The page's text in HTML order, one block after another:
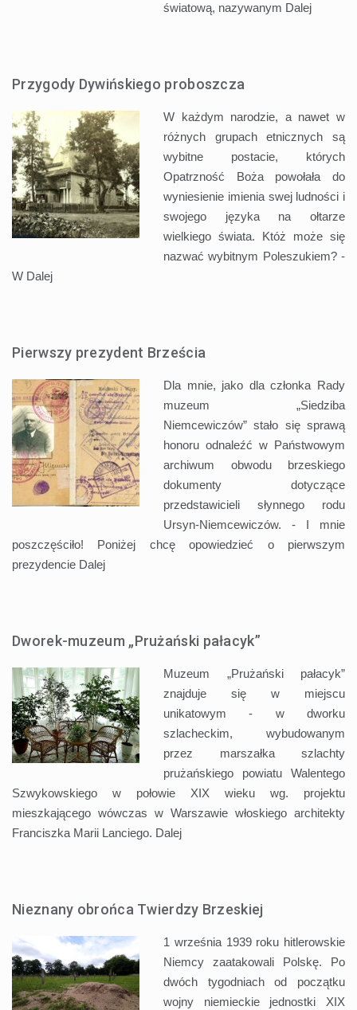
światową, nazywanym Dalej
Przygody Dywińskiego proboszcza
W każdym narodzie, a nawet w
różnych grupach etnicznych są
wybitne postacie, których
Opatrzność Boża powołała do
wyniesienie imienia swej ludności i
swojego języka na ołtarze
wielkiego świata. Któż może się
nazwać wybitnym Poleszukiem? -
W Dalej
Pierwszy prezydent Brześcia
Dla mnie, jako dla członka Rady
muzeum „Siedziba
Niemcewiczów” stało się sprawą
honoru odnaleźć w Państwowym
archiwum obwodu brzeskiego
dokumenty dotyczące
przedstawicieli słynnego rodu
Ursyn-Niemcewiczów. - I mnie
poszczęściło! Poniżej chcę opowiedzieć o pierwszym
prezydencie Dalej
Dworek-muzeum „Prużański pałacyk”
Muzeum „Prużański pałacyk”
znajduje się w miejscu
unikatowym - w dworku
szlacheckim, wybudowanym
przez marszałka szlachty
prużańskiego powiatu Walentego
Szwykowskiego w połowie XIX wieku wg. projektu
mieszkającego wówczas w Warszawie włoskiego architekty
Franciszka Marii Lanciego. Dalej
Nieznany obrońca Twierdzy Brzeskiej
1 września 1939 roku hitlerowskie
Niemcy zaatakowali Polskę. Po
dwóch tygodniach od początku
wojny niemieckie jednostki XIX